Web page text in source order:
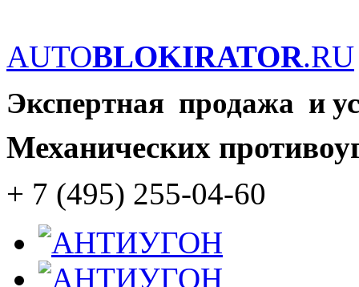
AUTOBLOKIRATOR.RU
Экспертная продажа и
Механических
+ 7 (495) 255-04-60